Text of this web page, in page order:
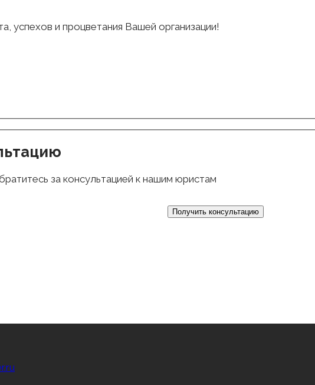
успехов и процветания Вашей организации!
за консультацией к нашим юристам